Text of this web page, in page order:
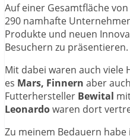
Auf einer Gesamtfläche
290 namhafte
Produkte und neuen
Besuchern zu präsentieren.
Mit dabei waren auch viele
es Mars, Finnern aber
Futterhersteller Bewital
Leonardowaren dort
Zu meinem Bedauern